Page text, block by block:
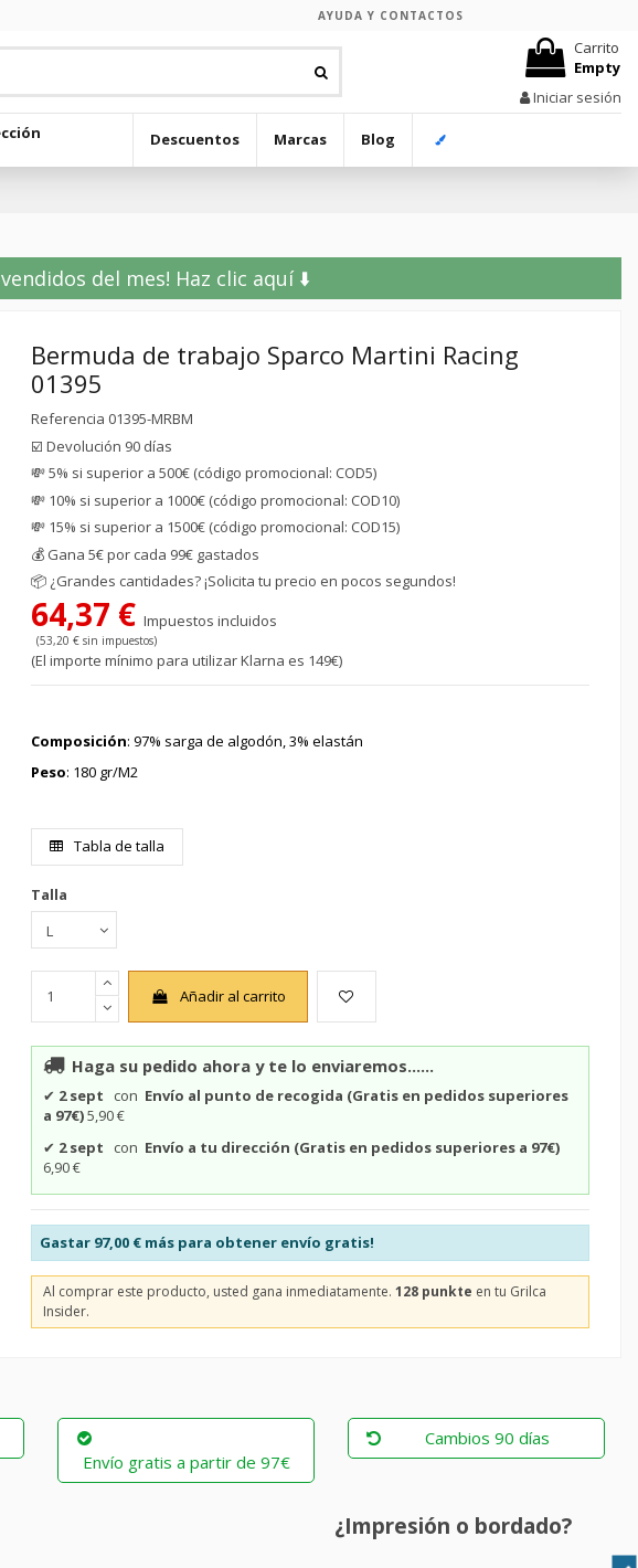
AYUDA Y CONTACTOS
Carrito
Empty
Iniciar sesión
Descuentos Marcas Blog
del mes! Haz clic aquí ⬇️
Bermuda de trabajo Sparco Martini Racing
01395
Referencia 01395-MRBM
☑️ Devolución 90 días
💸 5% si superior a 500€ (código promocional: COD5)
💸 10% si superior a 1000€ (código promocional: COD10)
💸 15% si superior a 1500€ (código promocional: COD15)
💰 Gana 5€ por cada 99€ gastados
📦 ¿Grandes cantidades? ¡Solicita tu precio en pocos segundos!
64,37 €Impuestos incluidos
(53,20 € sin impuestos)
(El importe mínimo para utilizar Klarna es 149€)
Composición: 97% sarga de algodón, 3% elastán
Peso: 180 gr/M2
Tabla de talla
Talla
Añadir al carrito
Haga su pedido ahora y te lo enviaremos......
✔ 2 sept con Envío al punto de recogida (Gratis en pedidos superiores
a 97€)5,90 €
✔ 2 sept con Envío a tu dirección (Gratis en pedidos superiores a 97€)
6,90 €
Gastar 97,00 €más para obtener envío gratis!
Al comprar este producto, usted gana inmediatamente.128 punkte en tu Grilca
Insider.
Envío gratis a partir de 97€
Cambios 90 días
¿Impresión o bordado?